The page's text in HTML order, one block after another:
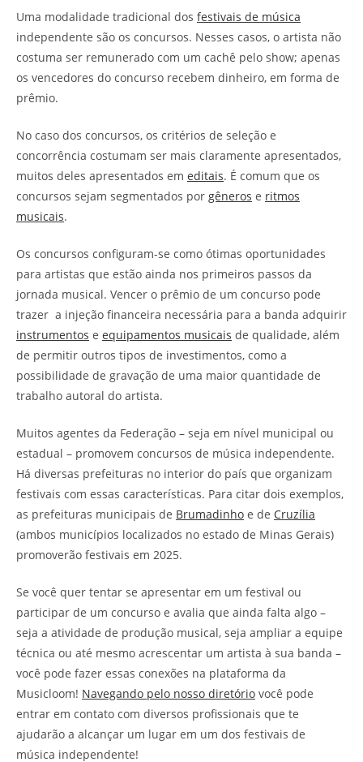
Uma modalidade tradicional dos festivais de música
independente são os concursos. Nesses casos, o artista não
costuma ser remunerado com um cachê pelo show; apenas
os vencedores do concurso recebem dinheiro, em forma de
prêmio.
No caso dos concursos, os critérios de seleção e
concorrência costumam ser mais claramente apresentados,
muitos deles apresentados em editais. É comum que os
concursos sejam segmentados por gêneros e ritmos
musicais.
Os concursos configuram-se como ótimas oportunidades
para artistas que estão ainda nos primeiros passos da
jornada musical. Vencer o prêmio de um concurso pode
trazer a injeção financeira necessária para a banda adquirir
instrumentos e equipamentos musicais de qualidade, além
de permitir outros tipos de investimentos, como a
possibilidade de gravação de uma maior quantidade de
trabalho autoral do artista.
Muitos agentes da Federação – seja em nível municipal ou
estadual – promovem concursos de música independente.
Há diversas prefeituras no interior do país que organizam
festivais com essas características. Para citar dois exemplos,
as prefeituras municipais de Brumadinho e de Cruzília
(ambos municípios localizados no estado de Minas Gerais)
promoverão festivais em 2025.
Se você quer tentar se apresentar em um festival ou
participar de um concurso e avalia que ainda falta algo –
seja a atividade de produção musical, seja ampliar a equipe
técnica ou até mesmo acrescentar um artista à sua banda –
você pode fazer essas conexões na plataforma da
Musicloom! Navegando pelo nosso diretório você pode
entrar em contato com diversos profissionais que te
ajudarão a alcançar um lugar em um dos festivais de
música independente!